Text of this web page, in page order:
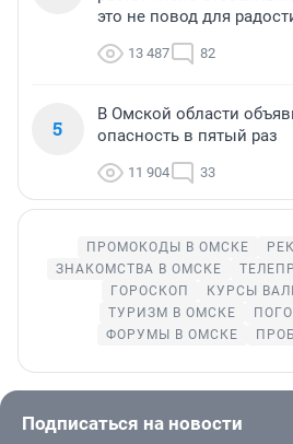
это не повод для
13 487 82
5
В Омской области
опасность в пятый раз
11 904 33
ПРОМОКОДЫ В ОМСКЕ
ЗНАКОМСТВА В ОМСКЕ
ГОРОСКОП
КУРСЫ
ТУРИЗМ В ОМСКЕ
ФОРУМЫ В ОМСКЕ
Подписаться на новости